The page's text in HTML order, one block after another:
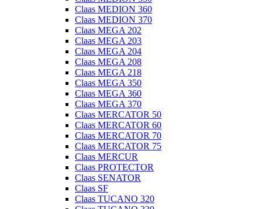
Claas MEDION 360
Claas MEDION 370
Claas MEGA 202
Claas MEGA 203
Claas MEGA 204
Claas MEGA 208
Claas MEGA 218
Claas MEGA 350
Claas MEGA 360
Claas MEGA 370
Claas MERCATOR 50
Claas MERCATOR 60
Claas MERCATOR 70
Claas MERCATOR 75
Claas MERCUR
Claas PROTECTOR
Claas SENATOR
Claas SF
Claas TUCANO 320